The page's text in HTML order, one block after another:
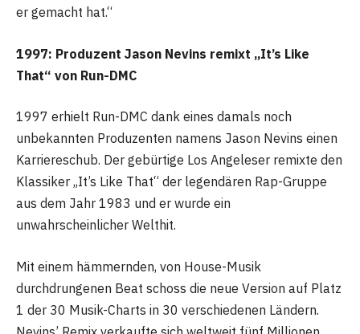
er gemacht hat.“
1997: Produzent Jason Nevins remixt „It’s Like
That“ von Run-DMC
1997 erhielt Run-DMC dank eines damals noch
unbekannten Produzenten namens Jason Nevins einen
Karriereschub. Der gebürtige Los Angeleser remixte den
Klassiker „It’s Like That“ der legendären Rap-Gruppe
aus dem Jahr 1983 und er wurde ein
unwahrscheinlicher Welthit.
Mit einem hämmernden, von House-Musik
durchdrungenen Beat schoss die neue Version auf Platz
1 der 30 Musik-Charts in 30 verschiedenen Ländern.